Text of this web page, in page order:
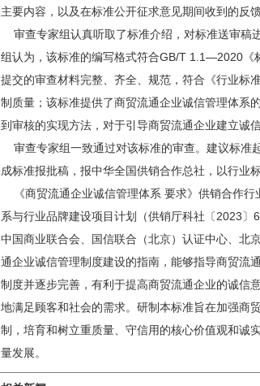
主要内容，以及在标准公开征求意见期间收到的反
审查专家组认真听取了标准介绍，对标准送审稿
组认为，该标准的编写格式符合GB/T 1.1—2020《
提交的审查材料完整、齐全、规范，符合《行业标
制质量；该标准提供了商贸流通企业诚信管理体系
到审核的实现方法，对于引导商贸流通企业建立诚
审查专家组一致通过对该标准的审查。建议标准
成标准报批稿，报中华全国供销合作总社，以行业
《商贸流通企业诚信管理体系 要求》供销合作行
系与行业品牌建设项目计划（供销厅科社〔2023〕
中国商业联合会、国信联合（北京）认证中心、北
通企业诚信管理制度建设的指南，能够指导商贸流
制度并逐步完善，有利于提高商贸流通企业的诚信
地满足顾客和社会的需求。研制本标准旨在加强商
制，培育和树立重质量、守信用的核心价值观和诚
量发展。